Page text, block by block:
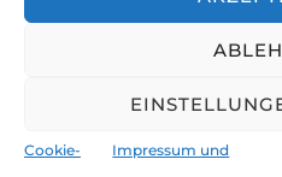
Cookie-
Impressum und